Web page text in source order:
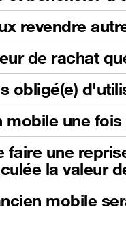
revendre
de rachat
obligé(e)
mobile une
faire une
la valeur
mobile